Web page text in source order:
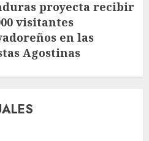
proyecta recibir
visitantes
en las
Agostinas